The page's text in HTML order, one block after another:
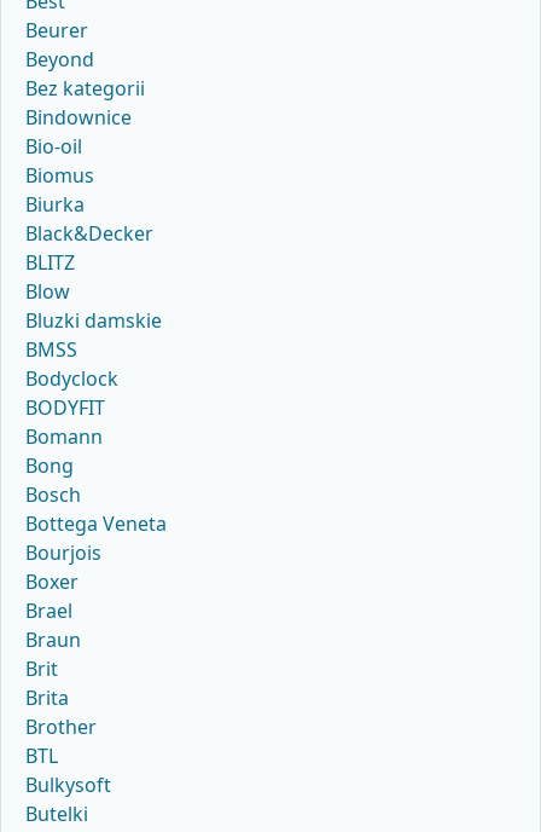
Beurer
Beyond
Bez kategorii
Bindownice
Bio-oil
Biomus
Biurka
Black&Decker
BLITZ
Blow
Bluzki damskie
BMSS
Bodyclock
BODYFIT
Bomann
Bong
Bosch
Bottega Veneta
Bourjois
Boxer
Brael
Braun
Brit
Brita
Brother
BTL
Bulkysoft
Butelki